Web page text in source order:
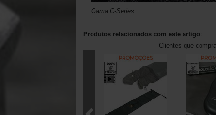
Gama C-Series
Produtos relacionados com este artigo:
Clientes que